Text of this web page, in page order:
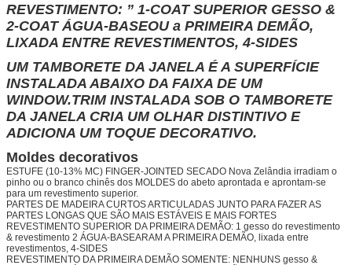
REVESTIMENTO: ” 1-COAT SUPERIOR GESSO &
2-COAT ÁGUA-BASEOU a PRIMEIRA DEMÃO,
LIXADA ENTRE REVESTIMENTOS, 4-SIDES
UM TAMBORETE DA JANELA É A SUPERFÍCIE
INSTALADA ABAIXO DA FAIXA DE UM
WINDOW.TRIM INSTALADA SOB O TAMBORETE
DA JANELA CRIA UM OLHAR DISTINTIVO E
ADICIONA UM TOQUE DECORATIVO.
Moldes decorativos
ESTUFE (10-13% MC) FINGER-JOINTED SECADO Nova Zelândia irradiam o
pinho ou o branco chinês dos MOLDES do abeto aprontada e aprontam-se
para um revestimento superior.
PARTES DE MADEIRA CURTOS ARTICULADAS JUNTO PARA FAZER AS
PARTES LONGAS QUE SÃO MAIS ESTÁVEIS E MAIS FORTES
REVESTIMENTO SUPERIOR DA PRIMEIRA DEMÃO: 1 gesso do revestimento
& revestimento 2 ÁGUA-BASEARAM A PRIMEIRA DEMÃO, lixada entre
revestimentos, 4-SIDES
REVESTIMENTO DA PRIMEIRA DEMÃO SOMENTE: NENHUNS gesso &